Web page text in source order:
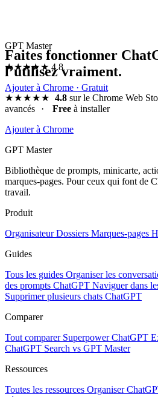
GPT Master
★★★★★ 4.8
Ajouter à Chrome · Gratuit
Faites fonctionner
l’utilisez vraiment.
★★★★★ 4.8sur le Chrome Web
avancés
· Free à installer
Ajouter à Chrome
GPT Master
Bibliothèque de prompts, minicarte,
marques-pages. Pour ceux qui font de
travail.
Produit
OrganisateurDossiers Marques-pages
Guides
Tous les guides Organiser les
des prompts ChatGPT Naviguer dans
Supprimer plusieurs chats ChatGPT
Comparer
Tout comparer Superpower ChatGPT
ChatGPT Search vs GPT Master
Ressources
Toutes les ressources Organiser